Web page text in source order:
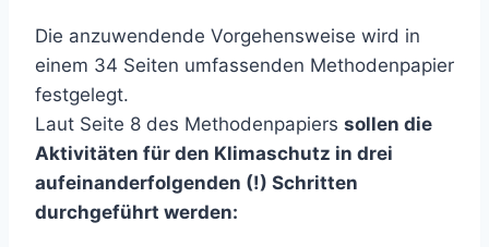
Die anzuwendende Vorgehensweise wird in
einem 34 Seiten umfassenden Methodenpapier
festgelegt.
Laut Seite 8 des Methodenpapiers sollen die
Aktivitäten für den Klimaschutz in drei
aufeinanderfolgenden (!) Schritten
durchgeführt werden: